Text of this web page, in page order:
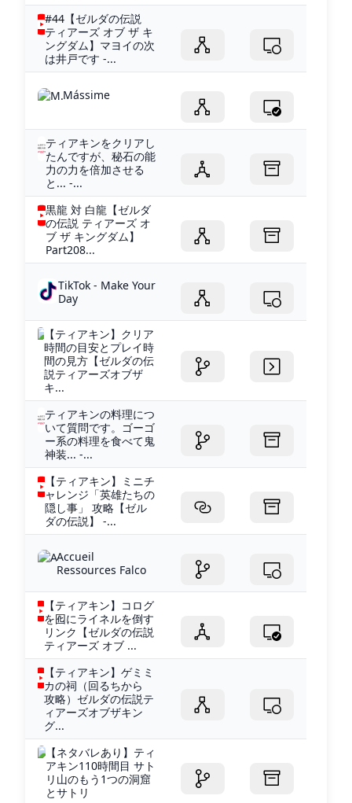
#44【ゼルダの伝説
ティアーズ オブ ザ キ
ングダム】マヨイの次
は井戸です -...
Mássime
ティアキンをクリアし
たんですが、秘石の能
力の力を倍加させる
と... -...
黒龍 対 白龍【ゼルダ
の伝説 ティアーズ オ
ブ ザ キングダム】
Part208...
TikTok - Make Your
Day
【ティアキン】クリア
時間の目安とプレイ時
間の見方【ゼルダの伝
説ティアーズオブザ
キ...
ティアキンの料理につ
いて質問です。ゴーゴ
ー系の料理を食べて鬼
神装... -...
【ティアキン】ミニチ
ャレンジ「英雄たちの
隠し事」 攻略【ゼル
ダの伝説】 -...
Accueil
Ressources Falco
【ティアキン】コログ
を囮にライネルを倒す
リンク【ゼルダの伝説
ティアーズ オブ ...
【ティアキン】ゲミミ
カの祠（回るちから
攻略）ゼルダの伝説テ
ィアーズオブザキン
グ...
【ネタバレあり】ティ
アキン110時間目 サト
リ山のもう1つの洞窟
とサトリ